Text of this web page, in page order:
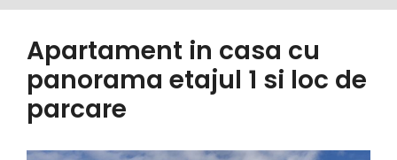
Apartament in casa cu
panorama etajul 1 si loc de
parcare